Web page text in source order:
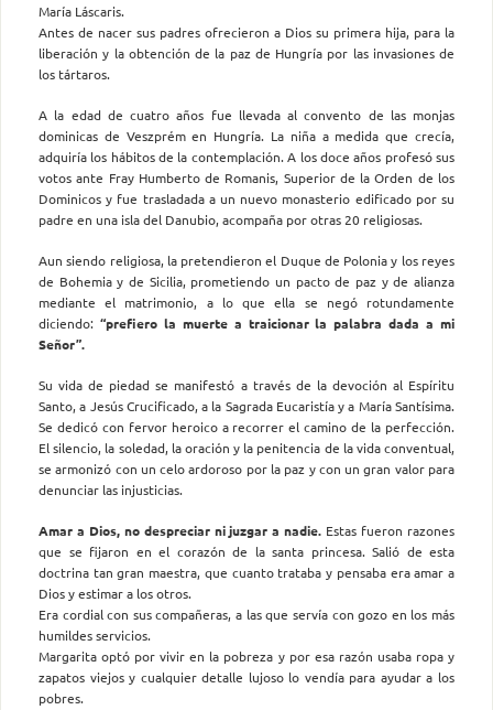
María Láscaris.
Antes de nacer sus padres ofrecieron a Dios su primera hija, para la
liberación y la obtención de la paz de Hungría por las invasiones de
los tártaros.
A la edad de cuatro años fue llevada al convento de las monjas
dominicas de Veszprém en Hungría. La niña a medida que crecía,
adquiría los hábitos de la contemplación. A los doce años profesó sus
votos ante Fray Humberto de Romanis, Superior de la Orden de los
Dominicos y fue trasladada a un nuevo monasterio edificado por su
padre en una isla del Danubio, acompaña por otras 20 religiosas.
Aun siendo religiosa, la pretendieron el Duque de Polonia y los reyes
de Bohemia y de Sicilia, prometiendo un pacto de paz y de alianza
mediante el matrimonio, a lo que ella se negó rotundamente
diciendo: “prefiero la muerte a traicionar la palabra dada a mi
Señor”.
Su vida de piedad se manifestó a través de la devoción al Espíritu
Santo, a Jesús Crucificado, a la Sagrada Eucaristía y a María Santísima.
Se dedicó con fervor heroico a recorrer el camino de la perfección.
El silencio, la soledad, la oración y la penitencia de la vida conventual,
se armonizó con un celo ardoroso por la paz y con un gran valor para
denunciar las injusticias.
Amar a Dios, no despreciar ni juzgar a nadie. Estas fueron razones
que se fijaron en el corazón de la santa princesa. Salió de esta
doctrina tan gran maestra, que cuanto trataba y pensaba era amar a
Dios y estimar a los otros.
Era cordial con sus compañeras, a las que servía con gozo en los más
humildes servicios.
Margarita optó por vivir en la pobreza y por esa razón usaba ropa y
zapatos viejos y cualquier detalle lujoso lo vendía para ayudar a los
pobres.